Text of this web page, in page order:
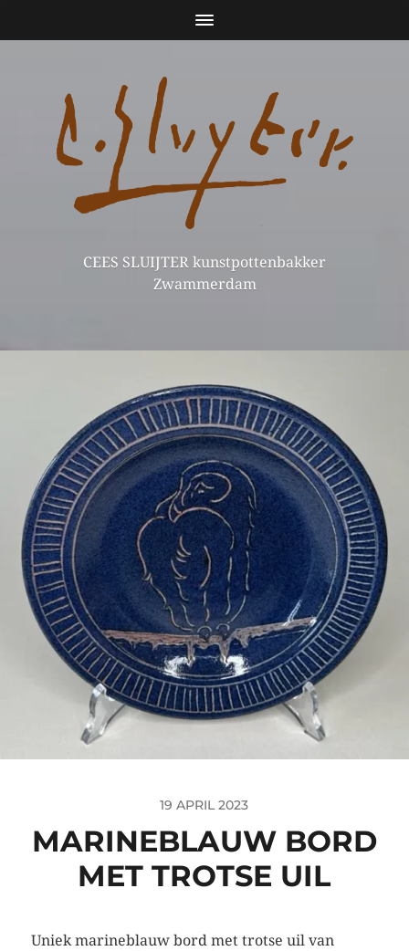
CEES SLUIJTER kunstpottenbakker
Zwammerdam
19 APRIL 2023
MARINEBLAUW BORD
MET TROTSE UIL
Uniek marineblauw bord met trotse uil van